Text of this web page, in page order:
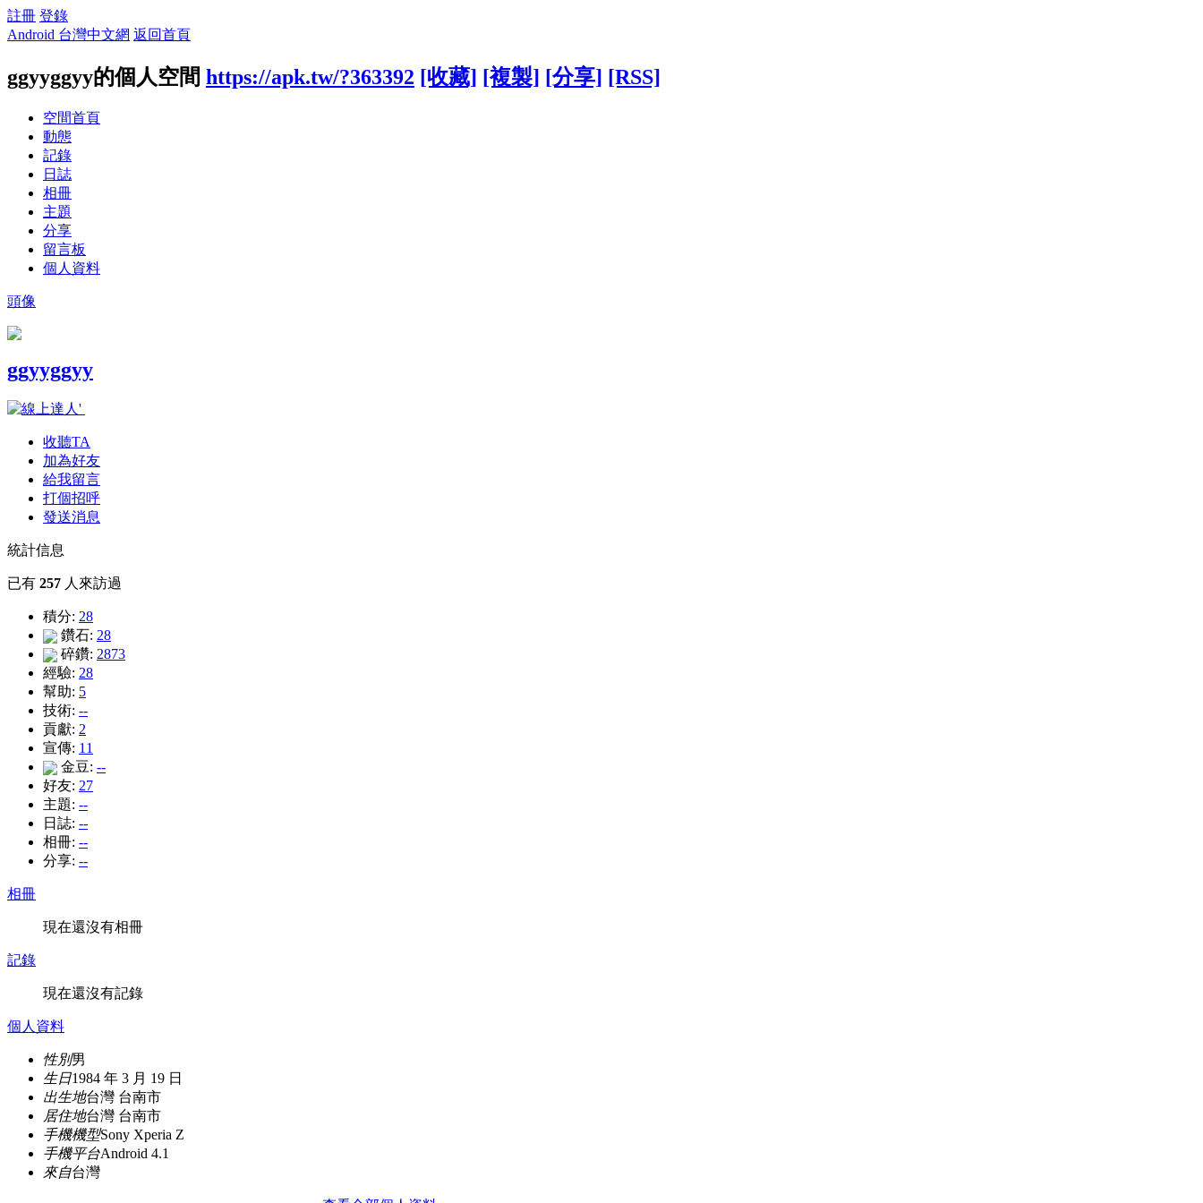
註冊 登錄
Android 台灣中文網 返回首頁
ggyyggyy的個人空間 https://apk.tw/?363392 [收藏] [複製] [分享] [RSS]
空間首頁
動態
記錄
日誌
相冊
主題
分享
留言板
個人資料
頭像
ggyyggyy
收聽TA
加為好友
給我留言
打個招呼
發送消息
統計信息
已有 257 人來訪過
積分: 28
鑽石: 28
碎鑽: 2873
經驗: 28
幫助: 5
技術: --
貢獻: 2
宣傳: 11
金豆: --
好友: 27
主題: --
日誌: --
相冊: --
分享: --
相冊
現在還沒有相冊
記錄
現在還沒有記錄
個人資料
性別男
生日1984 年 3 月 19 日
出生地台灣 台南市
居住地台灣 台南市
手機機型Sony Xperia Z
手機平台Android 4.1
來自台灣